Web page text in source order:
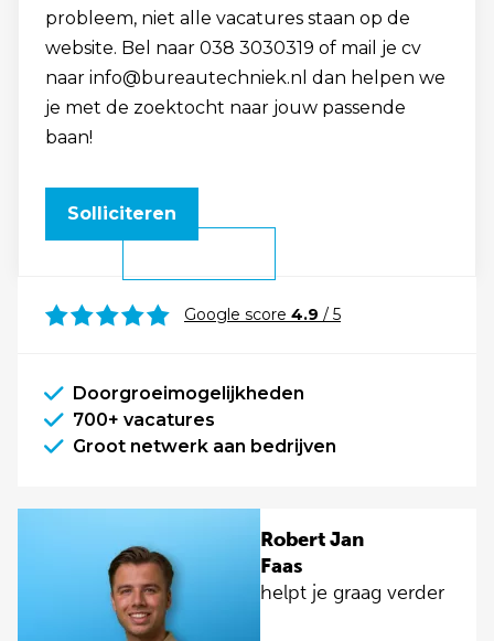
probleem, niet alle vacatures staan op de
website. Bel naar 038 3030319 of mail je cv
naar info@bureautechniek.nl dan helpen we
je met de zoektocht naar jouw passende
baan!
Solliciteren
Google score 4.9 / 5
Doorgroeimogelijkheden
700+ vacatures
Groot netwerk aan bedrijven
Robert Jan
Faas
helpt je graag verder